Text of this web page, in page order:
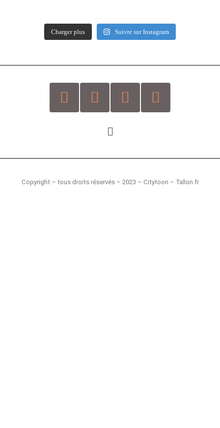
Charger plus Suivre sur Instagram
Copyright – tous droits réservés – 2023 – Citytoon – Tallon.fr